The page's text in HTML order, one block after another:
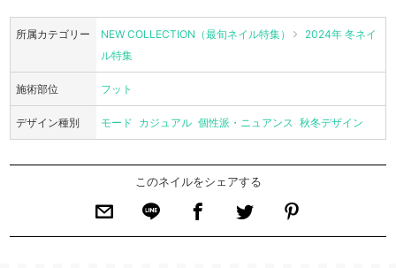
所属カテゴリー NEW COLLECTION（最旬ネイル特集）
2024年 冬ネイ
ル特集
施術部位 フット
デザイン種別 モード カジュアル 個性派・ニュアンス 秋冬デザイン
このネイルをシェアする